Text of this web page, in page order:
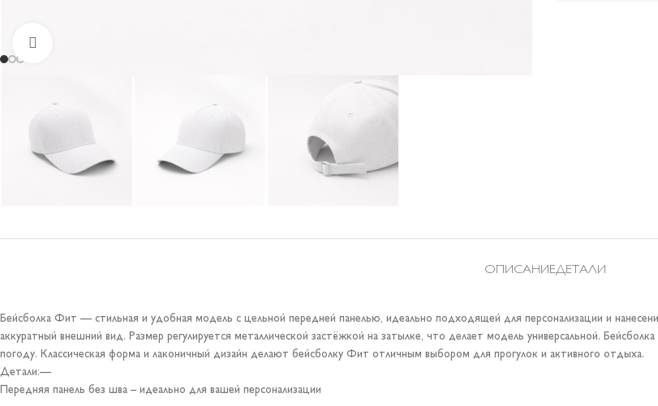
ОПИСАНИЕДЕТАЛИ
Бейсболка Фит — стильная и удобная модель с цельной передней панелью, идеально подходящей для персонализации и
аккуратный внешний вид. Размер регулируется металлической застёжкой на затылке, что делает модель универсальной.
погоду. Классическая форма и лаконичный дизайн делают бейсболку Фит отличным выбором для прогулок и активного отдыха.
Детали:—
Передняя панель без шва – идеально для вашей персонализации